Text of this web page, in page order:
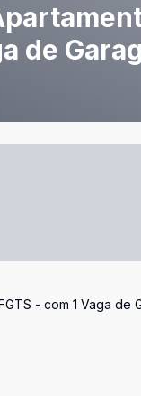
de
- com 1 Vaga de